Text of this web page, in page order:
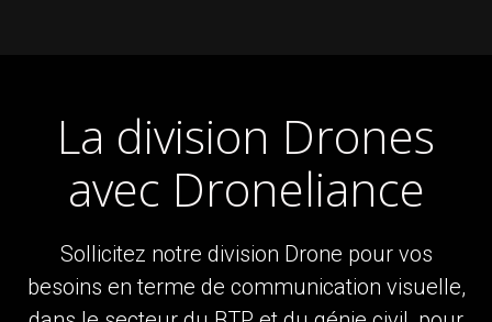
La division Drones
avec Droneliance
Sollicitez notre division Drone pour vos
besoins en terme de communication visuelle,